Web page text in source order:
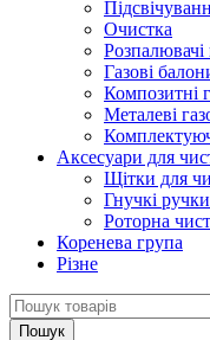
Очистка
Газові
Композитні
Металеві
Аксесуари для
Щітки для
Гнучкі
Роторна
Коренева група
Різне